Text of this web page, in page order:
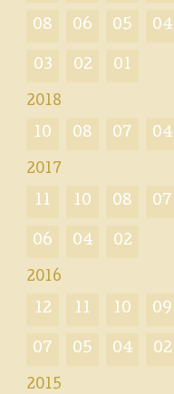
08 06 05 04
03 02 01
2018
10 08 07 04
2017
11 10 08 07
06 04 02
2016
12 11 10 09
07 05 04 02
2015